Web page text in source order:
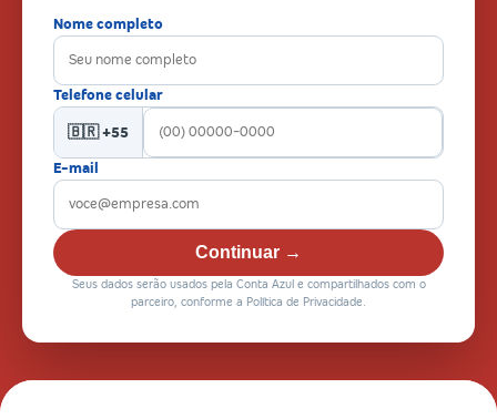
Nome completo
Telefone celular
🇧🇷 +55
E-mail
Continuar →
Seus dados serão usados pela Conta Azul e compartilhados com o
parceiro, conforme a Política de Privacidade.